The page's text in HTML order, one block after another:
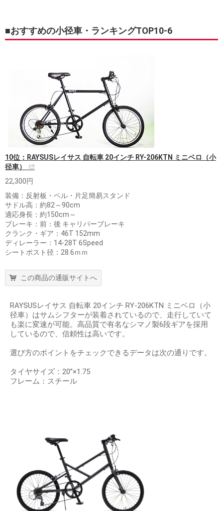
■おすすめの小径車・ランキングTOP10-6
10位：RAYSUSレイサス 自転車 20インチ RY-206KTN ミニベロ（小
径車）
22,300円
装備：反射板・ベル・片足簡易スタンド
サドル高：約82～90cm
適応身長：約150cm～
ブレーキ：前：後 キャリパーブレーキ
クランク・ギア：46T 152mm
ディレーラー：14-28T 6Speed
シートポスト径：28.6ｍｍ
この商品の通販サイトへ
RAYSUSレイサス 自転車 20インチ RY-206KTN ミニベロ（小
径車）はサムシフターが装着されているので、走行していて
も楽に変速が可能。高品質で有名なシマノ製6段ギアを採用
しているので、信頼性は高いです。
選び方のポイントをチェックできるデータは次の通りです。
タイヤサイズ：20”×1.75
フレーム：スチール